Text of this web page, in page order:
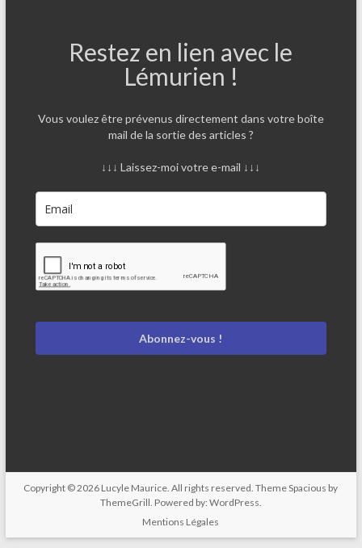
Restez en lien avec le
Lémurien !
Vous voulez être prévenus directement dans votre boîte
mail de la sortie des articles ?
↓↓↓ Laissez-moi votre e-mail ↓↓↓
Abonnez-vous !
Copyright © 2026 Lucyle Maurice . All rights reserved. ThemeSpacious by
ThemeGrill. Powered by: WordPress
Mentions Légales